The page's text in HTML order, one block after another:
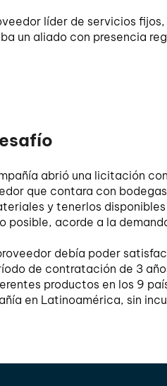
líder de servicios
un aliado con presencia
abrió una licitación
que contara con
y tenerlos
posible, acorde a la
debía poder
de contratación de 3
productos en los 9
en Latinoamérica, sin